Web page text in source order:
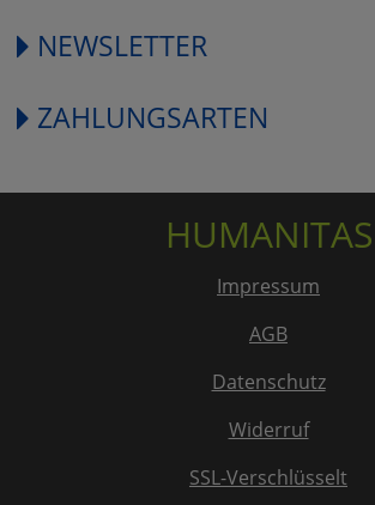
NEWSLETTER
ZAHLUNGSARTEN
HUMANITAS
Impressum
AGB
Datenschutz
Widerruf
SSL-Verschlüsselt